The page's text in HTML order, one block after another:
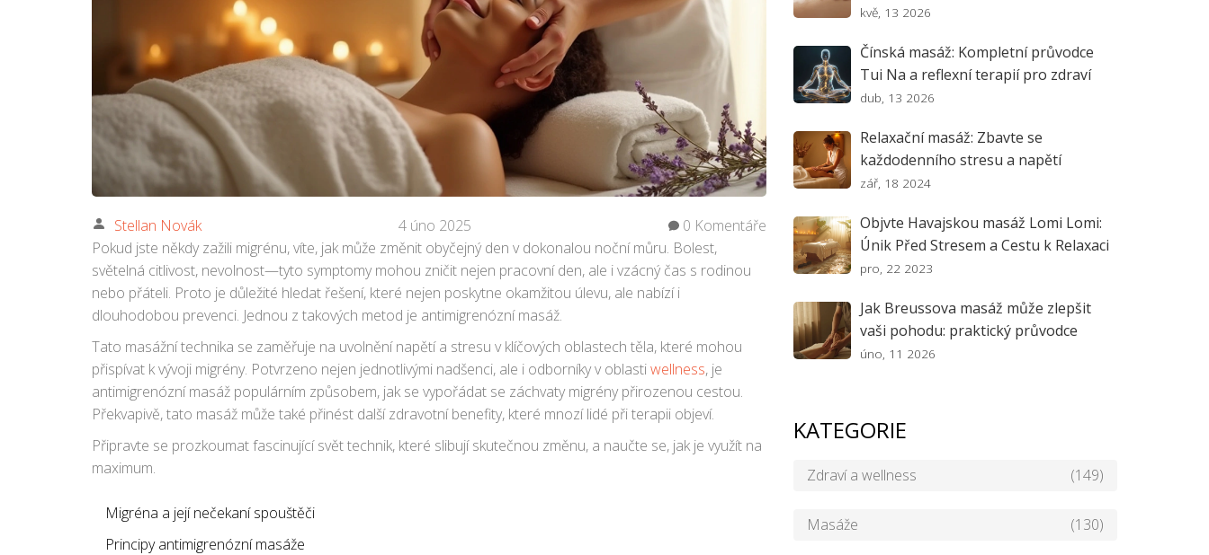
Stellan Novák 4 úno 2025
0 Komentáře
Pokud jste někdy zažili migrénu, víte, jak může změnit obyčejný den v dokonalou noční můru. Bolest,
světelná citlivost, nevolnost—tyto symptomy mohou zničit nejen pracovní den, ale i vzácný čas s rodinou
nebo přáteli. Proto je důležité hledat řešení, které nejen poskytne okamžitou úlevu, ale nabízí i
dlouhodobou prevenci. Jednou z takových metod je antimigrenózní masáž.
Tato masážní technika se zaměřuje na uvolnění napětí a stresu v klíčových oblastech těla, které mohou
přispívat k vývoji migrény. Potvrzeno nejen jednotlivými nadšenci, ale i odborníky v oblastiwellness, je
antimigrenózní masáž populárním způsobem, jak se vypořádat se záchvaty migrény přirozenou cestou.
Překvapivě, tato masáž může také přinést další zdravotní benefity, které mnozí lidé při terapii objeví.
Připravte se prozkoumat fascinující svět technik, které slibují skutečnou změnu, a naučte se, jak je využít na
maximum.
Migréna a její nečekaní spouštěči
Principy antimigrenózní masáže
kvě, 13 2026
Čínská masáž: Kompletní průvodce
Tui Na a reflexní terapií pro zdraví
dub, 13 2026
Relaxační masáž: Zbavte se
každodenního stresu a napětí
zář, 18 2024
Objvte Havajskou masáž Lomi Lomi:
Únik Před Stresem a Cestu k Relaxaci
pro, 22 2023
Jak Breussova masáž může zlepšit
vaši pohodu: praktický průvodce
úno, 11 2026
KATEGORIE
Zdraví a wellness (149)
Masáže (130)